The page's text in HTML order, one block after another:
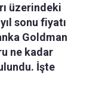
üzerindeki
sonu fiyatı
Goldman
ne kadar
İşte